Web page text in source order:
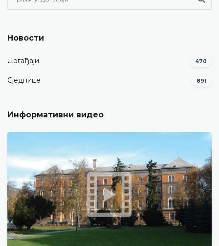
Новости
Догађаји 470
Сједнице 891
Информативни видео